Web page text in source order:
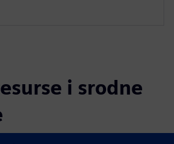
i srodne